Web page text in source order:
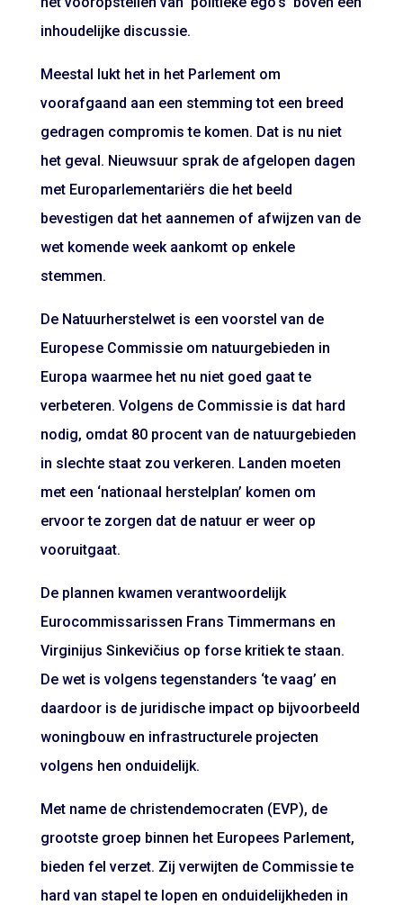
inhoudelijke discussie.
Meestal lukt het in het Parlement om
voorafgaand aan een stemming tot een breed
gedragen compromis te komen. Dat is nu niet
het geval. Nieuwsuur sprak de afgelopen dagen
met Europarlementariërs die het beeld
bevestigen dat het aannemen of afwijzen van de
wet komende week aankomt op enkele
stemmen.
De Natuurherstelwet is een voorstel van de
Europese Commissie om natuurgebieden in
Europa waarmee het nu niet goed gaat te
verbeteren. Volgens de Commissie is dat hard
nodig, omdat 80 procent van de natuurgebieden
in slechte staat zou verkeren. Landen moeten
met een ‘nationaal herstelplan’ komen om
ervoor te zorgen dat de natuur er weer op
vooruitgaat.
De plannen kwamen verantwoordelijk
Eurocommissarissen Frans Timmermans en
Virginijus Sinkevičius op forse kritiek te staan.
De wet is volgens tegenstanders ‘te vaag’ en
daardoor is de juridische impact op bijvoorbeeld
woningbouw en infrastructurele projecten
volgens hen onduidelijk.
Met name de christendemocraten (EVP), de
grootste groep binnen het Europees Parlement,
bieden fel verzet. Zij verwijten de Commissie te
hard van stapel te lopen en onduidelijkheden in